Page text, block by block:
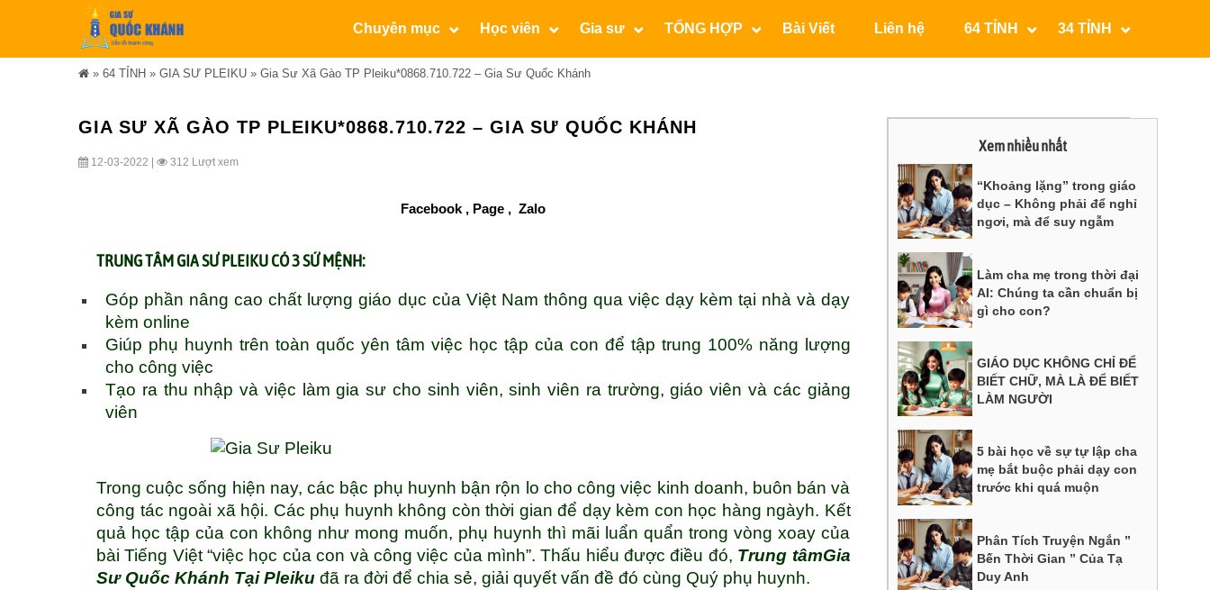
Chuyên mục Học viên Gia sư TỔNG HỢP Bài Viết Liên hệ 64 TỈNH 34 TỈNH
» 64 TỈNH » GIA SƯ PLEIKU » Gia Sư Xã Gào TP Pleiku*0868.710.722 – Gia Sư Quốc Khánh
GIA SƯ XÃ GÀO TP PLEIKU*0868.710.722 – GIA SƯ QUỐC KHÁNH
12-03-2022 | 312 Lượt xem
Facebook , Page ,Zalo
TRUNG TÂMGIA SƯ PLEIKUCÓ 3 SỨ MỆNH:
Góp phần nâng cao chất lượng giáo dục của Việt Nam thông qua việc dạy kèm tại nhà và dạy
kèm online
Giúp phụ huynh trên toàn quốc yên tâm việc học tập của con để tập trung 100% năng lượng
cho công việc
Tạo ra thu nhập và việc làm gia sư cho sinh viên, sinh viên ra trường, giáo viên và các giảng
viên
Trong cuộc sống hiện nay, các bậc phụ huynh bận rộn lo cho công việc kinh doanh, buôn bán và
công tác ngoài xã hội. Các phụ huynh không còn thời gian để dạy kèm con học hàng ngàyh. Kết
quả học tập của con không như mong muốn, phụ huynh thì mãi luẩn quẩn trong vòng xoay của
bài Tiếng Việt “việc học của con và công việc của mình”. Thấu hiểu được điều đó, Trung tâmGia
Sư Quốc Khánh Tại Pleiku đã ra đời để chia sẻ, giải quyết vấn đề đó cùng Quý phụ huynh.
Xem nhiều nhất
“Khoảng lặng” trong giáo
dục – Không phải để nghỉ
ngơi, mà để suy ngẫm
Làm cha mẹ trong thời đại
AI: Chúng ta cần chuẩn bị
gì cho con?
GIÁO DỤC KHÔNG CHỈ ĐỂ
BIẾT CHỮ, MÀ LÀ ĐỂ BIẾT
LÀM NGƯỜI
5 bài học về sự tự lập cha
mẹ bắt buộc phải dạy con
trước khi quá muộn
Phân Tích Truyện Ngắn ”
Bến Thời Gian ” Của Tạ
Duy Anh